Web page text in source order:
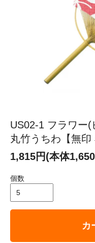
US02-1 フラワー(
丸竹うちわ【無印
1,815円(本体
個数
カ